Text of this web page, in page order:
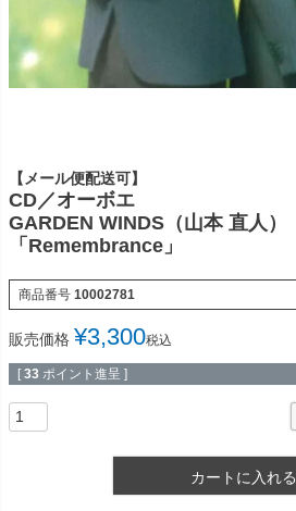
【メール便配送可】
CD／オーボエ
GARDEN WINDS（山本 直人）
「Remembrance」
商品番号 10002781
販売価格 ¥3,300税込
[ 33 ポイント進呈 ]
カートに入れる